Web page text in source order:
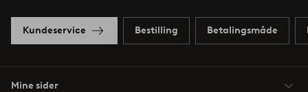
Kundeservice Bestilling Betalingsmåde
Mine sider